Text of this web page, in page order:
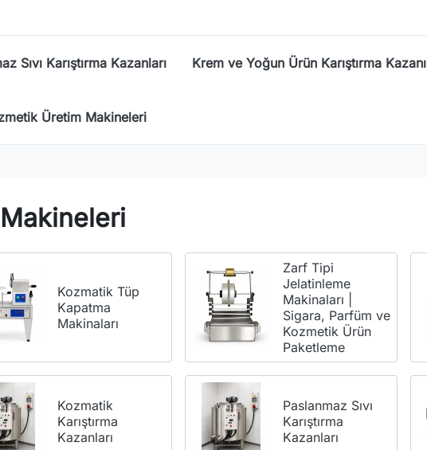
Sıvı Karıştırma Kazanları Krem ve Yoğun Ürün Karıştırma Kazanı
Üretim Makineleri
Kozmatik Tüp
Kapatma
Makinaları
Zarf Tipi
Jelatinleme
Makinaları |
Sigara, Parfüm ve
Kozmetik Ürün
Paketleme
Kozmatik
Karıştırma
Kazanları
Paslanmaz Sıvı
Karıştırma
Kazanları